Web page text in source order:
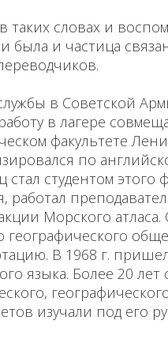
таких словах и
была и частица
в Советской
в лагере
факультете
по
студентом этого
работал
Морского атласа.
географического
В 1968 г.
языка. Более 20 лет
изучали под его